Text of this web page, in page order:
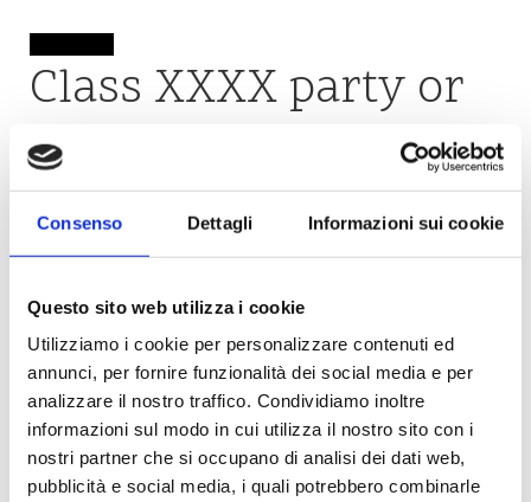
Consenso Dettagli Informazioni sui cookie
Questo sito web utilizza i cookie
Utilizziamo i cookie per personalizzare contenuti ed
annunci, per fornire funzionalità dei social media e per
analizzare il nostro traffico. Condividiamo inoltre
informazioni sul modo in cui utilizza il nostro sito con i
nostri partner che si occupano di analisi dei dati web,
pubblicità e social media, i quali potrebbero combinarle
Class XXXX party or
birthday party
Thanks to the versatility of the space of the Galleon, on board you
and create the event you have in your mind with a flair that is sure to
lift the spirits.
Sailing trough routes, between Veniceand itslagoon, on board you
will not be bored thanks to every single special moments that will
reach the most enthusiastic moment with the cutting of the cake in
front of theunique sceneryof the most beautiful water city of the